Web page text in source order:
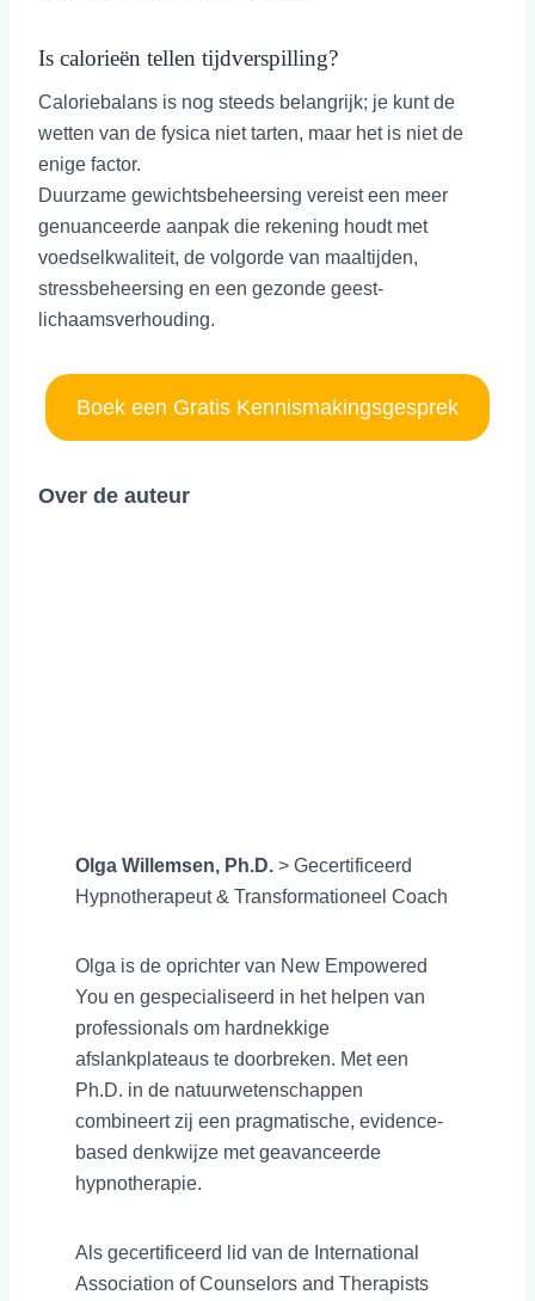
Is calorieën tellen tijdverspilling?
Caloriebalans is nog steeds belangrijk; je kunt de
wetten van de fysica niet tarten, maar het is niet de
enige factor.
Duurzame gewichtsbeheersing vereist een meer
genuanceerde aanpak die rekening houdt met
voedselkwaliteit, de volgorde van maaltijden,
stressbeheersing en een gezonde geest-
lichaamsverhouding.
Boek een Gratis Kennismakingsgesprek
Over de auteur
Olga Willemsen, Ph.D.> Gecertificeerd
Hypnotherapeut & Transformationeel Coach
Olga is de oprichter van New Empowered
You en gespecialiseerd in het helpen van
professionals om hardnekkige
afslankplateaus te doorbreken. Met een
Ph.D. in de natuurwetenschappen
combineert zij een pragmatische, evidence-
based denkwijze met geavanceerde
hypnotherapie.
Als gecertificeerd lid van de International
Association of Counselors and Therapists